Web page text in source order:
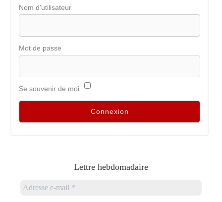
Nom d'utilisateur
Mot de passe
Se souvenir de moi
Lettre hebdomadaire